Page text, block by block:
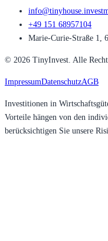
+49 151 68957104
Marie-Curie-Straße 1,
© 2026 TinyInvest. Alle
ImpressumDatenschutzAGB
Investitionen in
Vorteile hängen von den
berücksichtigen Sie unsere